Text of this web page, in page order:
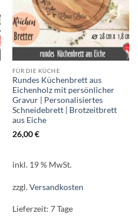
FÜR DIE KÜCHE
Rundes Küchenbrett aus
Eichenholz mit persönlicher
Gravur | Personalisiertes
Schneidebrett | Brotzeitbrett
aus Eiche
26,00€
inkl. 19 % MwSt.
zzgl.Versandkosten
Lieferzeit: 7 Tage